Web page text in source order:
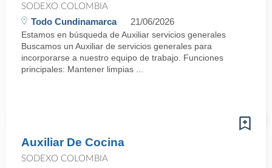
SODEXO COLOMBIA
Todo Cundinamarca 21/06/2026
Estamos en búsqueda de Auxiliar servicios generales
Buscamos un Auxiliar de servicios generales para
incorporarse a nuestro equipo de trabajo. Funciones
principales: Mantener limpias ...
Auxiliar De Cocina
SODEXO COLOMBIA